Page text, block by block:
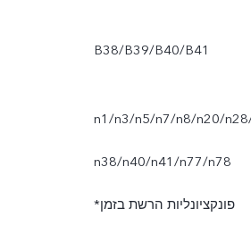
B38/B39/B40/B41
n1/n3/n5/n7/n8/n20/
n38/n40/n41/n77/n78
*פונקציונליות הרשת בזמן